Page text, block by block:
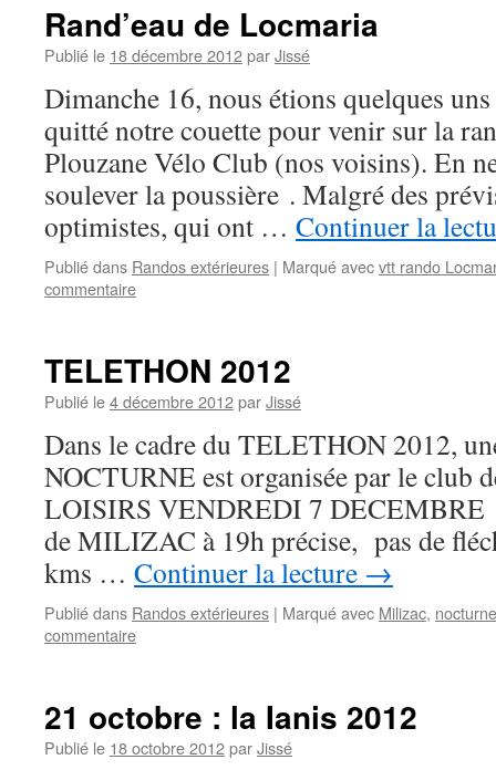
Rand’eau de Locmaria
Publié le 18 décembre 2012parJissé
Dimanche 16, nous étions quelques
quitté notre couette pour venir sur la
Plouzane Vélo Club (nos voisins). En
soulever la poussière . Malgré des
optimistes, qui ont … Continuer la
Publié dans Randos extérieures | Marqué avecvtt rando
commentaire
TELETHON 2012
Publié le4 décembre 2012parJissé
Dans le cadre du TELETHON 2012,
NOCTURNE est organisée par le
LOISIRS VENDREDI 7 DECEMBRE
de MILIZAC à 19h précise, pas de
kms … Continuer la lecture →
Publié dans Randos extérieures | Marqué avec Milizac, nocturne
commentaire
21 octobre : la Ianis 2012
Publié le 18 octobre 2012parJissé